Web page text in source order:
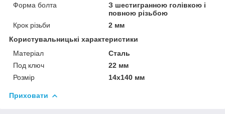
Форма болта
З шестигранною голівкою і
повною різьбою
Крок різьби
2 мм
Користувальницькі характеристики
Матеріал
Сталь
Под ключ
22 мм
Розмір
14х140 мм
Приховати